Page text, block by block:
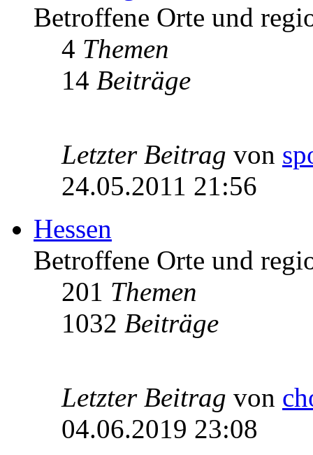
Betroffene Orte und
4 Themen
14 Beiträge
Letzter Beitrag von
24.05.2011 21:56
Hessen
Betroffene Orte und
201 Themen
1032 Beiträge
Letzter Beitrag von
04.06.2019 23:08